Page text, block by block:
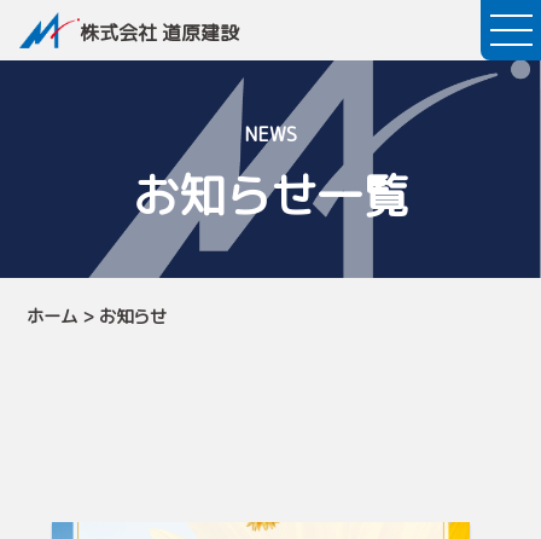
株式会社 道原建設
NEWS
お知らせ一覧
ホーム > お知らせ